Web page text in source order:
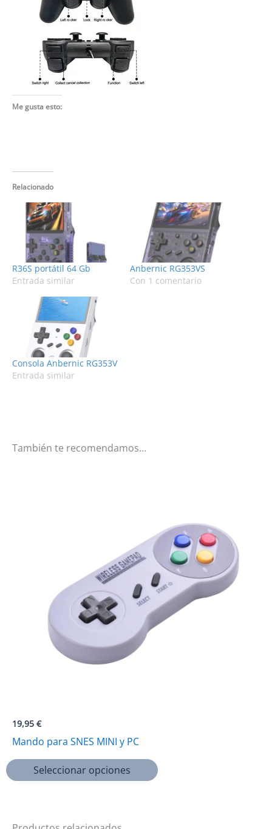
Me gusta esto:
Relacionado
R36S portátil 64 Gb
Entrada similar
Anbernic RG353VS
Con 1 comentario
Consola Anbernic RG353V
Entrada similar
También te recomendamos…
19,95 €
Mando para SNES MINI y PC
Seleccionar opciones